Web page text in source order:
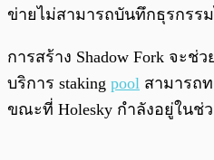
ข่ายไม่สามารถบันทึกธุรกรร
การสร้าง Shadow Fork จะ
บริการ staking pool สามารถ
ขณะที่ Holesky กำลังอยู่ในช่